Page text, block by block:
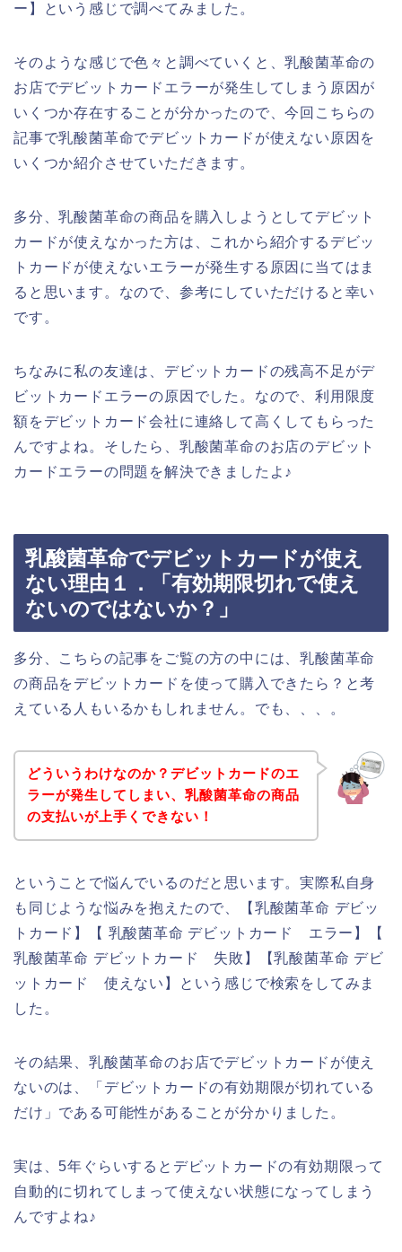
ー】という感じで調べてみました。
そのような感じで色々と調べていくと、乳酸菌革命の
お店でデビットカードエラーが発生してしまう原因が
いくつか存在することが分かったので、今回こちらの
記事で乳酸菌革命でデビットカードが使えない原因を
いくつか紹介させていただきます。
多分、乳酸菌革命の商品を購入しようとしてデビット
カードが使えなかった方は、これから紹介するデビッ
トカードが使えないエラーが発生する原因に当てはま
ると思います。なので、参考にしていただけると幸い
です。
ちなみに私の友達は、デビットカードの残高不足がデ
ビットカードエラーの原因でした。なので、利用限度
額をデビットカード会社に連絡して高くしてもらった
んですよね。そしたら、乳酸菌革命のお店のデビット
カードエラーの問題を解決できましたよ♪
乳酸菌革命でデビットカードが使え
ない理由１．「有効期限切れで使え
ないのではないか？」
多分、こちらの記事をご覧の方の中には、乳酸菌革命
の商品をデビットカードを使って購入できたら？と考
えている人もいるかもしれません。でも、、、。
どういうわけなのか？デビットカードのエ
ラーが発生してしまい、乳酸菌革命の商品
の支払いが上手くできない！
ということで悩んでいるのだと思います。実際私自身
も同じような悩みを抱えたので、【乳酸菌革命 デビッ
トカード】【 乳酸菌革命 デビットカード エラー】【
乳酸菌革命 デビットカード 失敗】【乳酸菌革命 デビ
ットカード 使えない】という感じで検索をしてみま
した。
その結果、乳酸菌革命のお店でデビットカードが使え
ないのは、「デビットカードの有効期限が切れている
だけ」である可能性があることが分かりました。
実は、5年ぐらいするとデビットカードの有効期限って
自動的に切れてしまって使えない状態になってしまう
んですよね♪